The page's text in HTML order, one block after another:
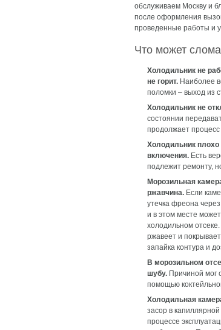
обслуживаем Москву и
после оформления
проведенные работы и
Что может
Холодильник не
не горит. Наиболее
поломки – выход из
Холодильник не
состоянии
продолжает
Холодильник
включения. Есть
подлежит ремонту,
Морозильная
ржавчина. Если
утечка фреона
и в этом месте
холодильном
ржавеет и
запайка контура и
В морозильном
шубу. Причиной мог
помощью
Холодильная
засор в
процессе